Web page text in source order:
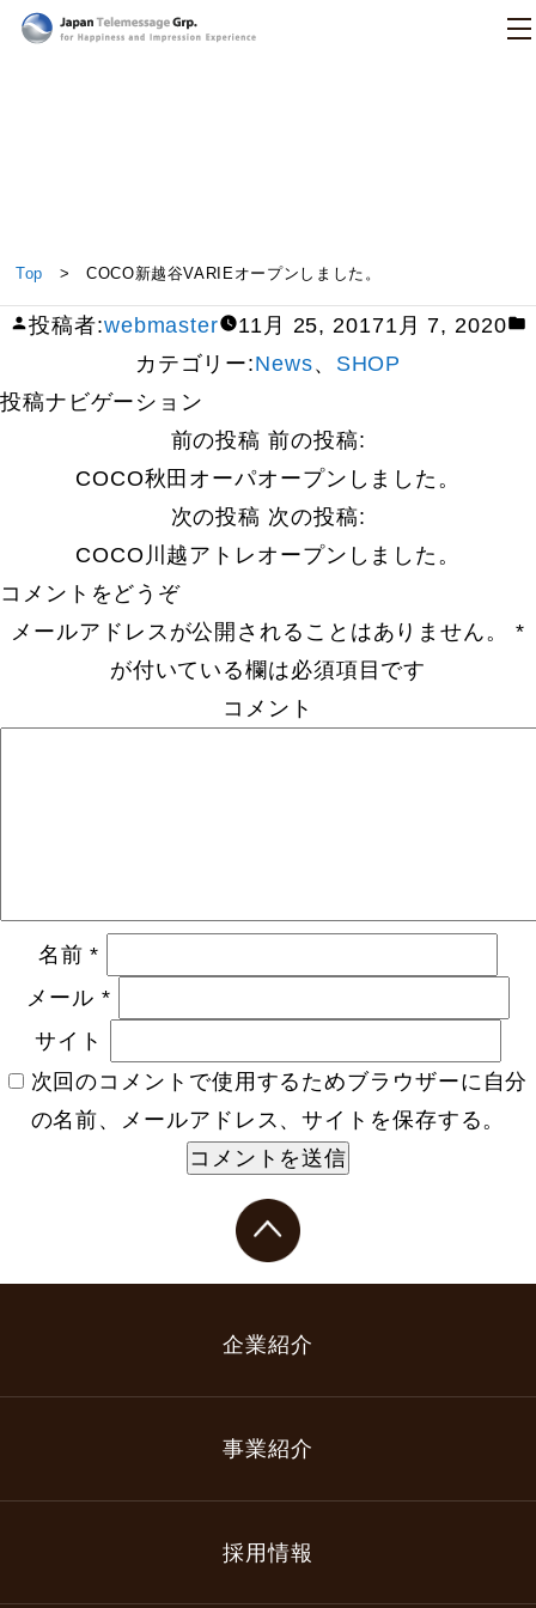
COCO新越谷VARIEオープンしました。
Top > COCO新越谷VARIEオープンしました。
投稿者:webmaster 11月 25, 20171月 7, 2020
カテゴリー:News、 SHOP
投稿ナビゲーション
前の投稿 前の投稿:
COCO秋田オーパオープンしました。
次の投稿 次の投稿:
COCO川越アトレオープンしました。
コメントをどうぞ
メールアドレスが公開されることはありません。
*
が付いている欄は必須項目です
コメント
名前*
メール *
サイト
次回のコメントで使用するためブラウザーに自分
の名前、メールアドレス、サイトを保存する。
企業紹介
事業紹介
採用情報